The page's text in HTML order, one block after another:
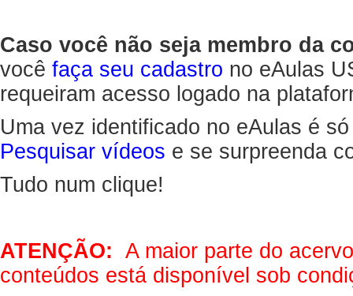
Caso você não seja membro da
você faça seu cadastro no eAulas
requeiram acesso logado na
Uma vez identificado no eAulas é
Pesquisar vídeos e se surpreenda
Tudo num clique!
ATENÇÃO: A maior parte do
conteúdos está disponível sob